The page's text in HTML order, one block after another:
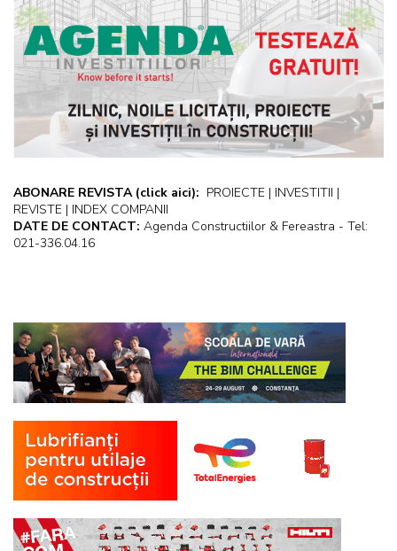
ABONARE REVISTA (click aici): PROIECTE | INVESTITII |
REVISTE | INDEX COMPANII
DATE DE CONTACT: Agenda Constructiilor & Fereastra - Tel:
021-336.04.16